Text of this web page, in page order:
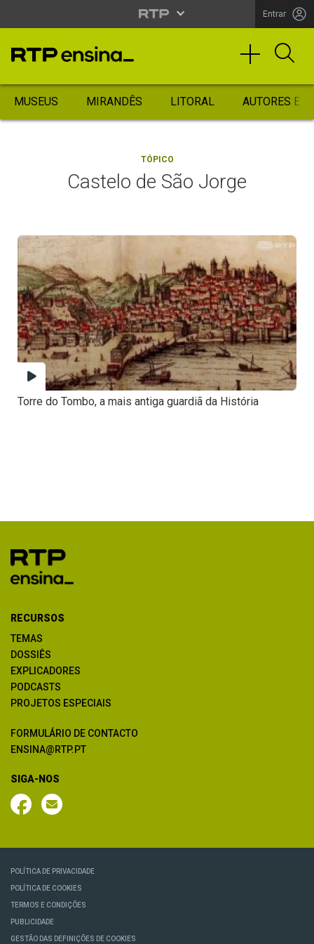
Entrar
MUSEUS MIRANDÊS LITORAL AUTORES
TÓPICO
Castelo de São Jorge
Torre do Tombo, a mais antiga guardiã da História
RECURSOS
TEMAS
DOSSIÊS
EXPLICADORES
PODCASTS
PROJETOS ESPECIAIS
FORMULÁRIO DE CONTACTO
ENSINA@RTP.PT
SIGA-NOS
POLÍTICA DE PRIVACIDADE
POLÍTICA DE COOKIES
TERMOS E CONDIÇÕES
PUBLICIDADE
GESTÃO DAS DEFINIÇÕES DE COOKIES